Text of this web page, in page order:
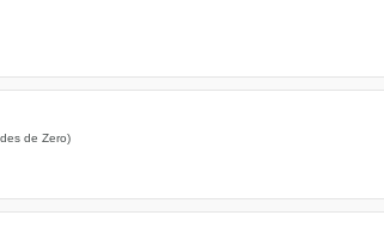
de Zero)